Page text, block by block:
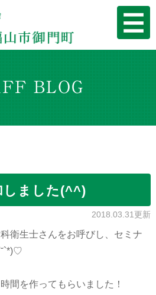
BLOG
しました(^^)
2018.03.31更新
衛生士さんをお呼びし、セミナ
間を作ってもらいました！